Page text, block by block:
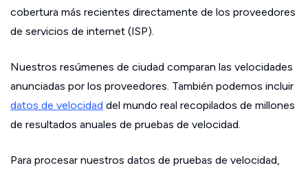
cobertura más recientes directamente de los proveedores
de servicios de internet (ISP).
Nuestros resúmenes de ciudad comparan las velocidades
anunciadas por los proveedores. También podemos incluir
datos de velocidad del mundo real recopilados de millones
de resultados anuales de pruebas de velocidad.
Para procesar nuestros datos de pruebas de velocidad,